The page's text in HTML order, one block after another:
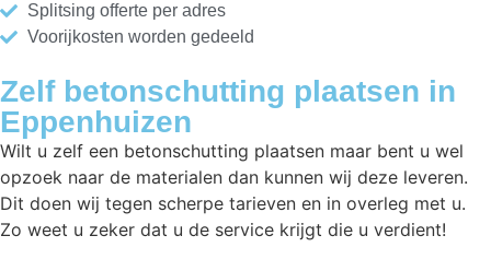
Splitsing offerte per adres
Voorijkosten worden gedeeld
Zelf betonschutting plaatsen in
Eppenhuizen
Wilt u zelf een betonschutting plaatsen maar bent u wel
opzoek naar de materialen dan kunnen wij deze leveren.
Dit doen wij tegen scherpe tarieven en in overleg met u.
Zo weet u zeker dat u de service krijgt die u verdient!